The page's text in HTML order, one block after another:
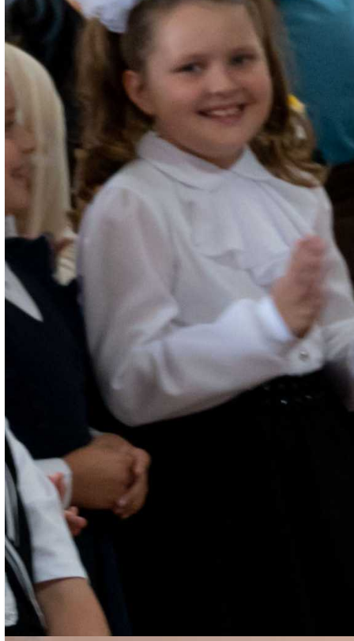
поделилась впечатлением ученица 1 «В»
класса школы № 14 Вита Наволокина.
– День знаний – волнительный праздник,
всегда вспоминаю, как сама первый раз
пошла в первый класс. Робкая, скромная. А
сегодня волнуюсь особенно, ведь у дочки
начинается новый этап жизни. Будем
воспитывать в ней ответственность, учить
самоконтролю и, конечно, всегда
поддержим и поможем, – говорит Юлия,
мама новоиспеченной школьницы.
На старте нового учебного года ребята
получили добрые напутствия от своих
учителей и гостей праздничных
мероприятий.
– Хочу, чтобы праздник в вашей душе не
заканчивался никогда, и каждое утро вы
приходили в школу с улыбкой. От того, как
вы начинаете день, зависит его
продолжение. Выпускникам желаю успехов
в учёбе, побед в олимпиадах и конкурсах.
Первоклассникам – брать с них пример,
верьте в свои силы, и у вас всё получится. А
родителям желаю терпения, от которого
напрямую зависят успехи детей в школе, –
поздравила учащихся школы № 14
директор общеобразовательного
учреждения Светлана Павлова.
Ксения Максимова
Благодарим за фото Василия Максимова,
фоторепортаж